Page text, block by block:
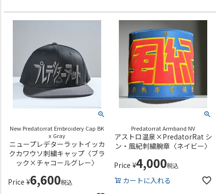
New Predatorrat Embroidery Cap BK
x Gray
ニュープレデターラットイッカ
クカワウソ刺繍キャップ〈ブラ
ック×チャコールグレー〉
Price ¥6,600税込
Predatorrat Armband NV
アストロ温泉×PredatorRat シ
ン・風紀刺繍腕章〈ネイビー〉
Price ¥4,000税込
カートに入れる